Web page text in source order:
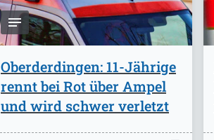
Oberderdingen: 11-Jährige
rennt bei Rot über Ampel
und wird schwer verletzt